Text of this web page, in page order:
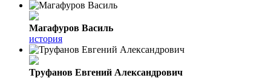
Магафуров Василь
история
Труфанов Евгений Александрович